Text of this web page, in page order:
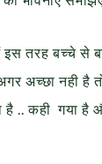
इस तरह बच्चे से
अच्छा नही है
है .. कही गया है